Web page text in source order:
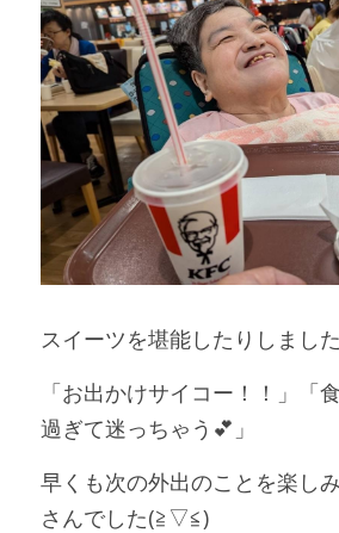
スイーツを堪能したりしまし
「お出かけサイコー！！」「
過ぎて迷っちゃう💕」
早くも次の外出のことを楽し
さんでした(≧▽≦)